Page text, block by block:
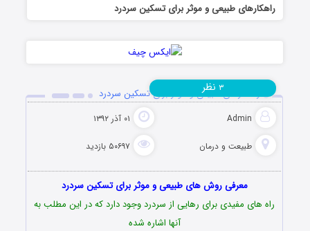
راهکارهای طبیعی و موثر برای تسکین سردرد
راهکارهای طبیعی و موثر برای تسکین سردرد
Admin ۰۱ آذر ۱۳۹۲
طبیعت و درمان ۵۰۶۹۷ بازدید
۳ نظر
معرفی روش های طبیعی و موثر برای تسکین سردرد
راه های مفیدی برای رهایی از سردرد وجود دارد که در این مطلب به
آنها اشاره شده